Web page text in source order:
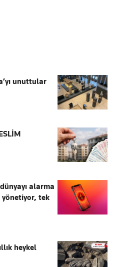
unuttular
alarma
yönetiyor, tek
heykel